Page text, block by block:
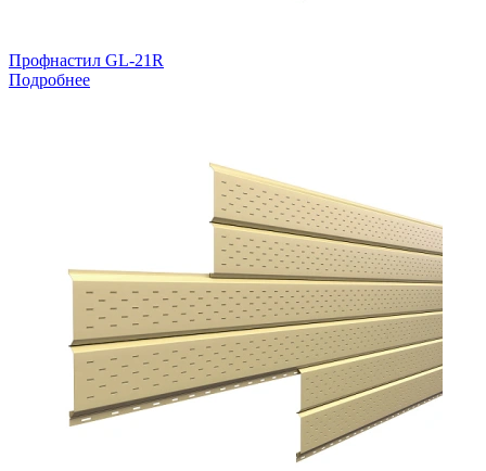
Профнастил GL-21R
Подробнее